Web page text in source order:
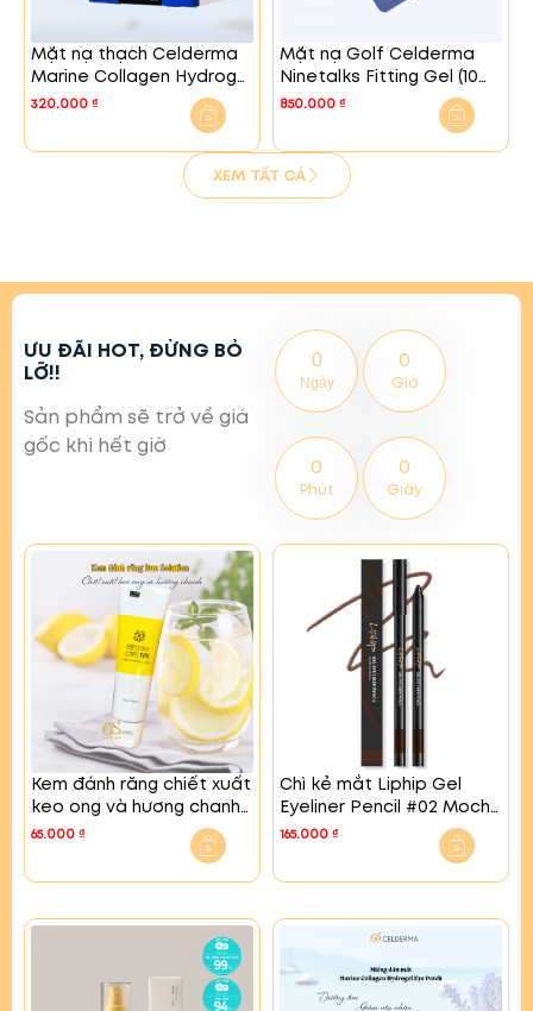
Mặt nạ thạch Celderma
Marine Collagen Hydrogel
Mask (Hộp 3 chiếc)
320.000₫
Mặt nạ Golf Celderma
Ninetalks Fitting Gel (10
chiếc/hộp)
850.000₫
XEM TẤT CẢ
ƯU ĐÃI HOT, ĐỪNG BỎ
LỠ!!
Sản phẩm sẽ trở về giá
gốc khi hết giờ
0
Ngày
0
Giờ
0
Phút
0
Giây
Kem đánh răng chiết xuất
keo ong và hương chanh
tươi mát – Duo Solution
65.000₫
Chì kẻ mắt Liphip Gel
Eyeliner Pencil #02 Mocha
Brown
165.000₫